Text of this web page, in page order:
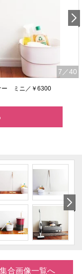
7 ／40
ー ミニ／￥6300
合画像一覧へ